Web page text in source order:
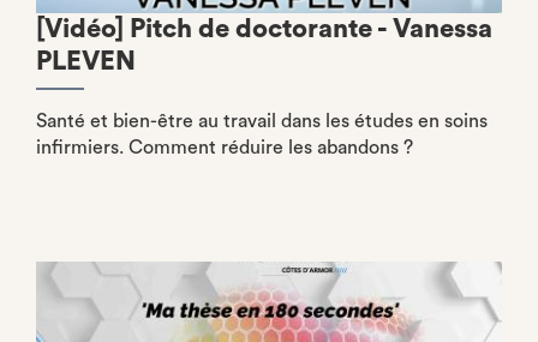
[Vidéo] Pitch de doctorante - Vanessa
PLEVEN
Santé et bien-être au travail dans les études en soins
infirmiers. Comment réduire les abandons ?